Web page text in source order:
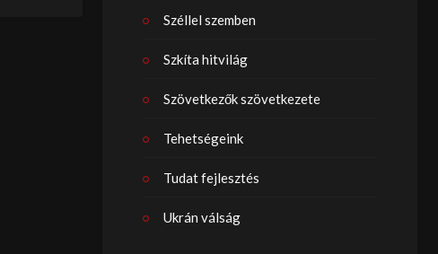
Széllel szemben
Szkíta hitvilág
Szövetkezők szövetkezete
Tehetségeink
Tudat fejlesztés
Ukrán válság